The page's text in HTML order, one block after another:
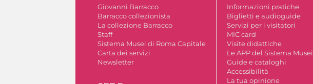
Giovanni Barracco
Barracco collezionista
La collezione Barracco
Staff
Sistema Musei di Roma Capitale
Carta dei servizi
Newsletter
Informazioni pratiche
Biglietti e audioguide
Servizi per i visitatori
MIC card
Visite didattiche
Le APP del Sistema Musei
Guide e cataloghi
Accessibilità
La tua opinione